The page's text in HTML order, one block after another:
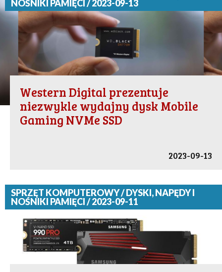
NOŚNIKI PAMIĘCI / 2023-09-13
Western Digital prezentuje
niezwykle wydajny dysk Mobile
Gaming NVMe SSD
2023-09-13
SPRZĘT KOMPUTEROWY / DYSKI, NAPĘDY I
NOŚNIKI PAMIĘCI / 2023-09-11